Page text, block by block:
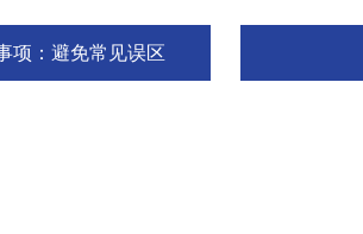
项：避免常见误区